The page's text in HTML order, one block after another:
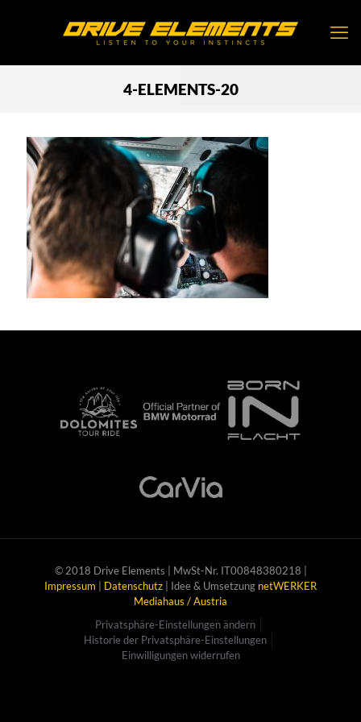
4-ELEMENTS-20
© 2018 Drive Elements | MwSt-Nr. IT00848380218 |
Impressum
Datenschutz | Idee & Umsetzung netWERKER
Mediahaus / Austria
Privatsphäre-Einstellungen ändern
Historie der Privatsphäre-Einstellungen
Einwilligungen widerrufen